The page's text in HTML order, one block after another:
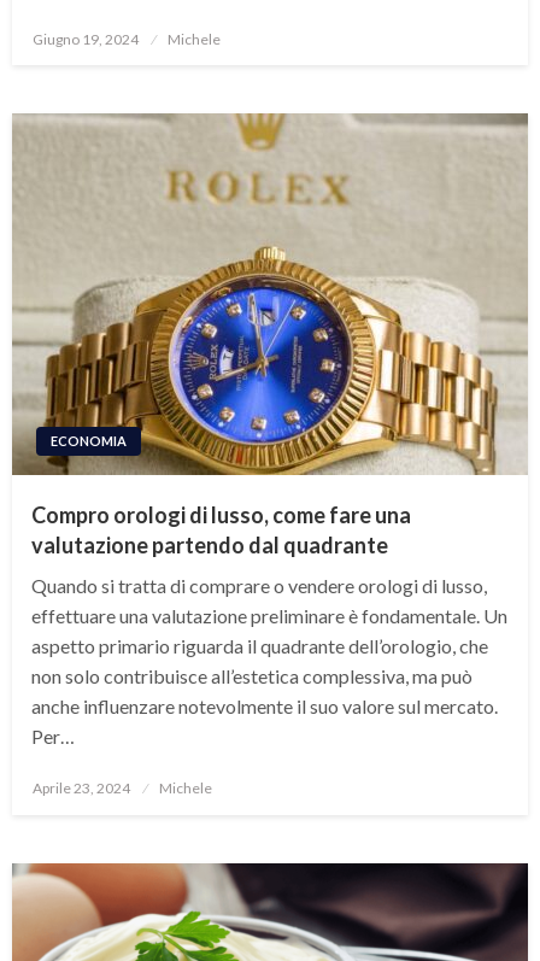
Posted
Giugno 19, 2024 Michele
ECONOMIA
Compro orologi di lusso, come fare una
valutazione partendo dal quadrante
Quando si tratta di comprare o vendere orologi di lusso,
effettuare una valutazione preliminare è fondamentale. Un
aspetto primario riguarda il quadrante dell’orologio, che
non solo contribuisce all’estetica complessiva, ma può
anche influenzare notevolmente il suo valore sul mercato.
Per…
Posted
Aprile 23, 2024 Michele